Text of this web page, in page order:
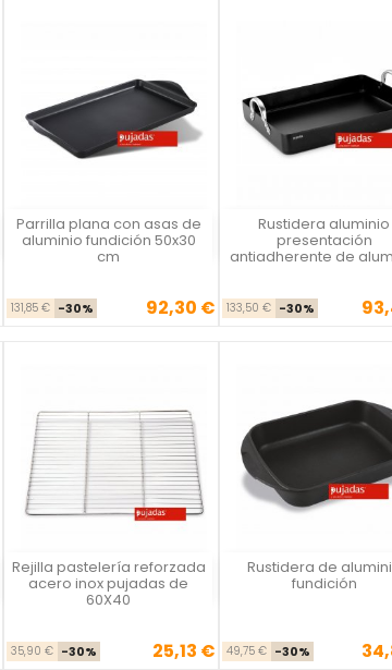
Parrilla plana con asas de
aluminio fundición 50x30
cm
Precio base
131,85 € -30% Precio
92,30 €

Vista rápida Rustidera aluminio
presentación
antiadherente de
Precio
133,50 € -30%
Vista rápida
Rejilla pastelería reforzada
acero inox pujadas de
60X40
Precio base
35,90 € -30% Precio
25,13 €

Vista rápida Rustidera de
fundición
Precio
49,75 € -30%
Vista rápida